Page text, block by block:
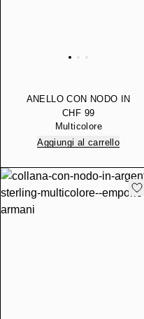
ANELLO CON NODO IN
ARGENTO STERLING
CHF 99
Multicolore
Aggiungi al carrello